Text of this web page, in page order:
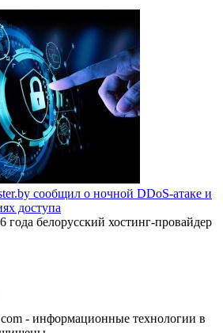
сообщил о ночной DDoS-атаке и
доступа
года белорусский хостинг-провайдер
- информационные технологии в